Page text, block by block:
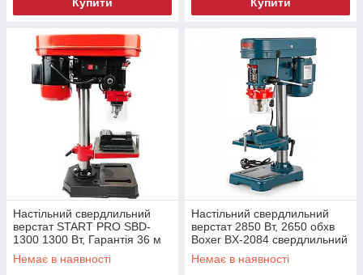
Настільний свердлильний
верстат START PRO SBD-
1300 1300 Вт, Гарантія 36 м
Немає в наявності
Настільний свердлильний
верстат 2850 Вт, 2650 обхв
Boxer BX-2084 свердлильний
верстат
Немає в наявності